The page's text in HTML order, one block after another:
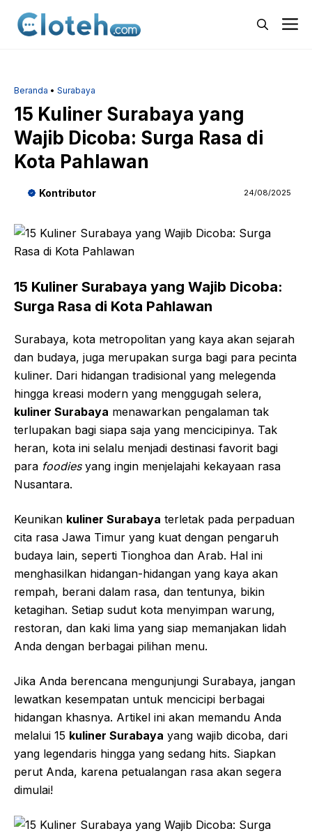
Beranda • Surabaya
15 Kuliner Surabaya yang
Wajib Dicoba: Surga Rasa di
Kota Pahlawan
Kontributor 24/08/2025
15 Kuliner Surabaya yang Wajib Dicoba:
Surga Rasa di Kota Pahlawan
Surabaya, kota metropolitan yang kaya akan sejarah
dan budaya, juga merupakan surga bagi para pecinta
kuliner. Dari hidangan tradisional yang melegenda
hingga kreasi modern yang menggugah selera,
kuliner Surabaya menawarkan pengalaman tak
terlupakan bagi siapa saja yang mencicipinya. Tak
heran, kota ini selalu menjadi destinasi favorit bagi
para foodiesyang ingin menjelajahi kekayaan rasa
Nusantara.
Keunikan kuliner Surabaya terletak pada perpaduan
cita rasa Jawa Timur yang kuat dengan pengaruh
budaya lain, seperti Tionghoa dan Arab. Hal ini
menghasilkan hidangan-hidangan yang kaya akan
rempah, berani dalam rasa, dan tentunya, bikin
ketagihan. Setiap sudut kota menyimpan warung,
restoran, dan kaki lima yang siap memanjakan lidah
Anda dengan berbagai pilihan menu.
Jika Anda berencana mengunjungi Surabaya, jangan
lewatkan kesempatan untuk mencicipi berbagai
hidangan khasnya. Artikel ini akan memandu Anda
melalui 15 kuliner Surabaya yang wajib dicoba, dari
yang legendaris hingga yang sedang hits. Siapkan
perut Anda, karena petualangan rasa akan segera
dimulai!